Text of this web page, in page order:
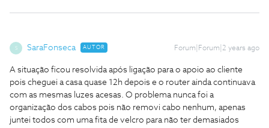
S SaraFonseca AUTOR Forum|Forum|2 years ago
A situação ficou resolvida após ligação para o apoio ao cliente
pois cheguei a casa quase 12h depois e o router ainda continuava
com as mesmas luzes acesas. O problema nunca foi a
organização dos cabos pois não removi cabo nenhum, apenas
juntei todos com uma fita de velcro para não ter demasiados